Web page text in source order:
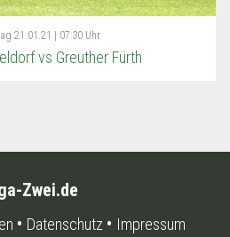
21.01.21 | 07:30 Uhr
vs Greuther Fürth
Zwei.de
Datenschutz Impressum